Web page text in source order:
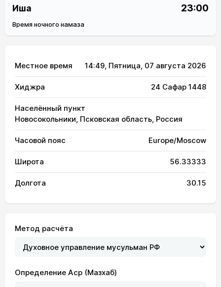
Иша 23:00
Время ночного намаза
Местное время 14:49, Пятница, 07 августа 2026
Хиджра 24 Сафар 1448
Населённый пункт
Новосокольники, Псковская область, Россия
Часовой пояс Europe/Moscow
Широта 56.33333
Долгота 30.15
Метод расчёта
Определение Аср (Мазхаб)